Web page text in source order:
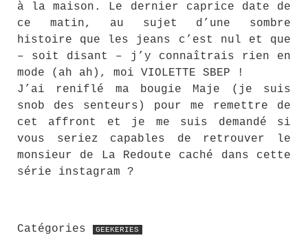
à la maison. Le dernier caprice date de
ce matin, au sujet d’une sombre
histoire que les jeans c’est nul et que
– soit disant – j’y connaîtrais rien en
mode (ah ah), moi VIOLETTE SBEP !
J’ai reniflé ma bougie Maje (je suis
snob des senteurs) pour me remettre de
cet affront et je me suis demandé si
vous seriez capables de retrouver le
monsieur de La Redoute caché dans cette
série instagram ?
Catégories GEEKERIES